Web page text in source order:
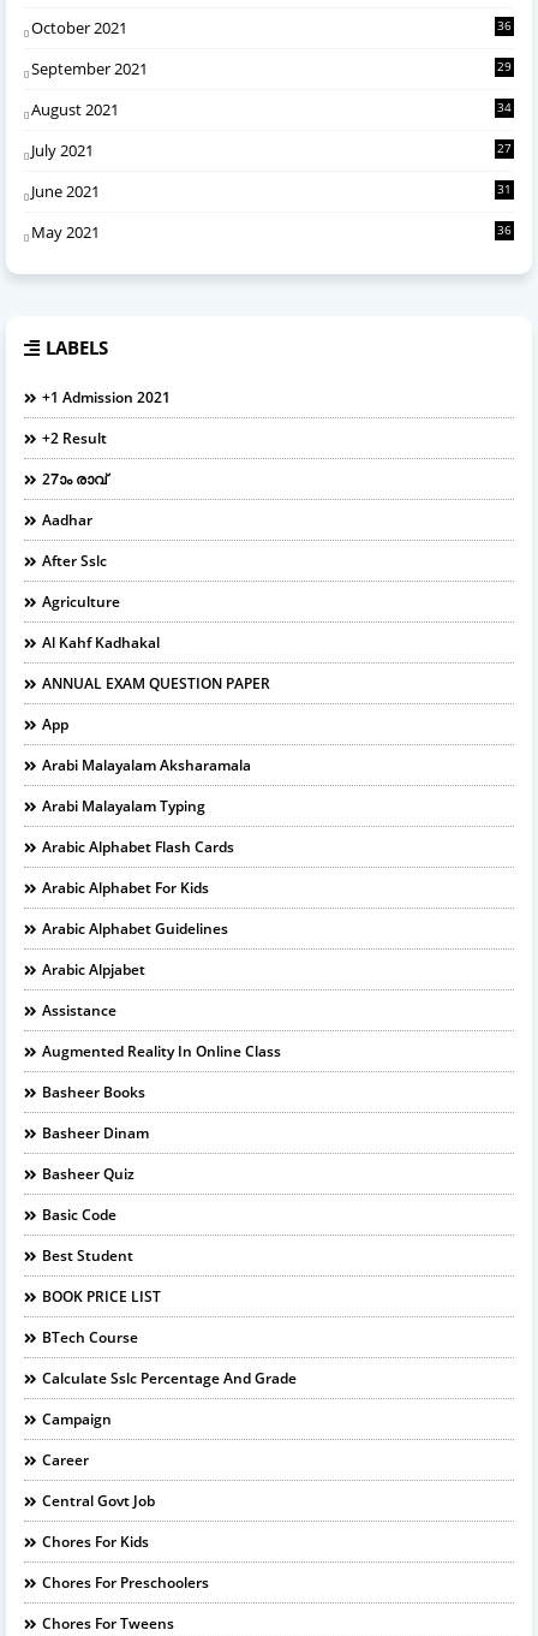
October 2021 36
September 2021 29
August 2021 34
July 2021 27
June 2021 31
May 2021 36
LABELS
+1 Admission 2021
+2 Result
27ാം രാവ്
Aadhar
After Sslc
Agriculture
Al Kahf Kadhakal
ANNUAL EXAM QUESTION PAPER
App
Arabi Malayalam Aksharamala
Arabi Malayalam Typing
Arabic Alphabet Flash Cards
Arabic Alphabet For Kids
Arabic Alphabet Guidelines
Arabic Alpjabet
Assistance
Augmented Reality In Online Class
Basheer Books
Basheer Dinam
Basheer Quiz
Basic Code
Best Student
BOOK PRICE LIST
BTech Course
Calculate Sslc Percentage And Grade
Campaign
Career
Central Govt Job
Chores For Kids
Chores For Preschoolers
Chores For Tweens